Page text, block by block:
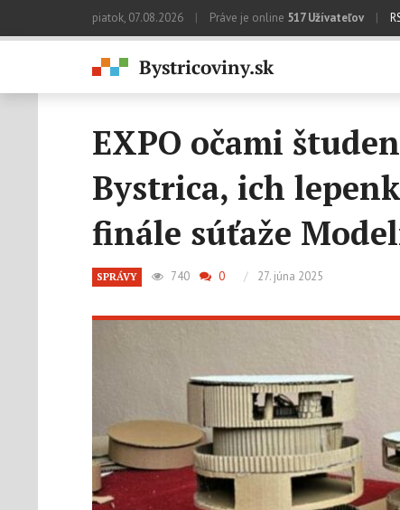
piatok, 07.08.2026 | Práve je online 517 Užívateľov |
EXPO očami
Bystrica, ich
finále súťaže
SPRÁVY 740 0 / 27. júna 2025